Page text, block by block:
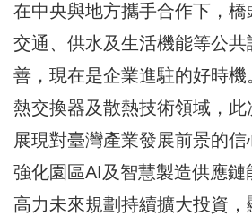
在中央與地方攜手合作下，
交通、供水及生活機能等公
善，現在是企業進駐的好時
熱交換器及散熱技術領域，
展現對臺灣產業發展前景的
強化園區AI及智慧製造供應鏈
高力未來規劃持續擴大投資